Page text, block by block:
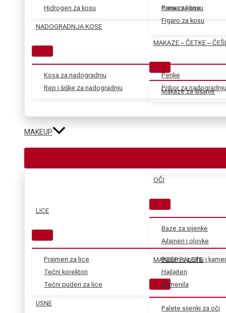
Hidrogen za kosu
Kana za kosu
NADOGRADNJA KOSE
Kosa za nadogradnju
Rep i šiške za nadogradnju
Perike
Pribor za
Prese za kosu
Figaro za kosu
MAKAZE – ČETKE –
Makaze za šišanje
MAKEUP
LICE
Prajmeri za lice
Tečni korektori
Tečni puderi za lice
Puderi u prahu i
Hajlajteri
Rumenila
USNE
OČI
Baze za sijenke
Ajlajneri i olovke
MAKEUP PALETE
Palete sijenki za oči